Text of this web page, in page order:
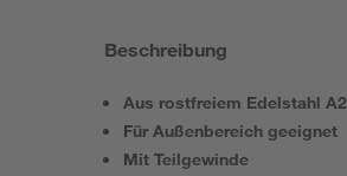
Beschreibung
Aus rostfreiem Edelstahl A2
Für Außenbereich geeignet
Mit Teilgewinde